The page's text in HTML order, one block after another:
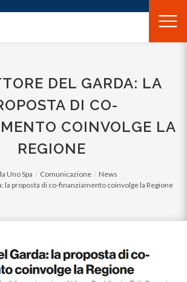
DEL GARDA: LA
DI CO-
COINVOLGE LA
REGIONE
Uno Spa Comunicazione
News
la proposta di co-finanziamento coinvolge la Regione